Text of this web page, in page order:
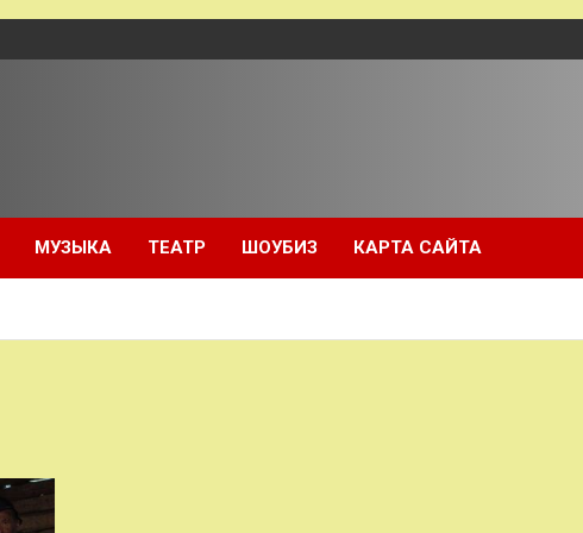
МУЗЫКА ТЕАТР ШОУБИЗ КАРТА САЙТА